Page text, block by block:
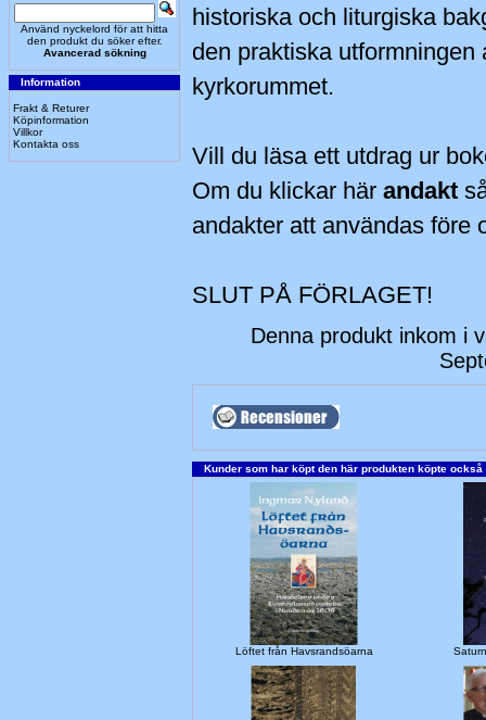
Använd nyckelord för att hitta
den produkt du söker efter.
Avancerad sökning
Information
Frakt & Returer
Köpinformation
Villkor
Kontakta oss
historiska och liturgiska
den praktiska
kyrkorummet.
Vill du läsa ett utdrag ur
Om du klickar här andakt
andakter att användas före
SLUT PÅ FÖRLAGET!
Denna produkt inkom i
Kunder som har köpt den här produkten köpte också
Löftet från Havsrandsöarna